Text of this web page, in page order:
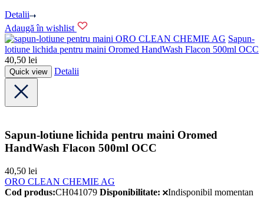
Detalii
Adaugă în wishlist
ORO CLEAN CHEMIE AG Sapun-
lotiune lichida pentru maini Oromed HandWash Flacon 500ml OCC
40,50 lei
Quick view Detalii
Sapun-lotiune lichida pentru maini Oromed
HandWash Flacon 500ml OCC
40,50 lei
ORO CLEAN CHEMIE AG
Cod produs:CH041079 Disponibilitate:
Indisponibil momentan